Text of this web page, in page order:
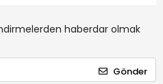
haberdar olmak
Gönder